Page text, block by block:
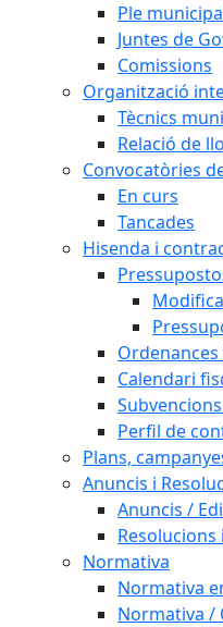
Ple
Juntes de
Comissions
Organització
Tècnics
Relació de
Convocatòries
En curs
Tancades
Hisenda i
Ordenances
Calendari
Perfil de
Plans,
Anuncis i
Anuncis /
Resolucions
Normativa
Normativa
Normativa /